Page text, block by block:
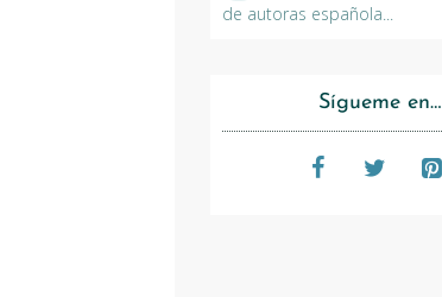
de autoras española...
Sígueme en…